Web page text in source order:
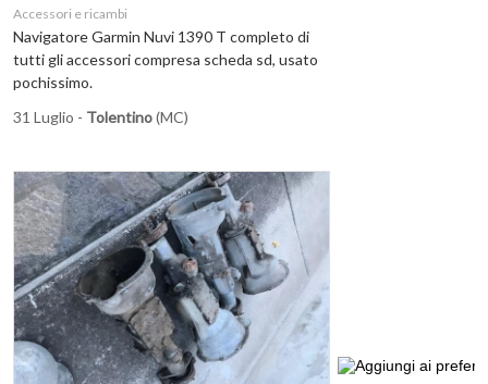
Accessori e ricambi
Navigatore Garmin Nuvi 1390 T completo di
tutti gli accessori compresa scheda sd, usato
pochissimo.
31 Luglio - Tolentino(MC)